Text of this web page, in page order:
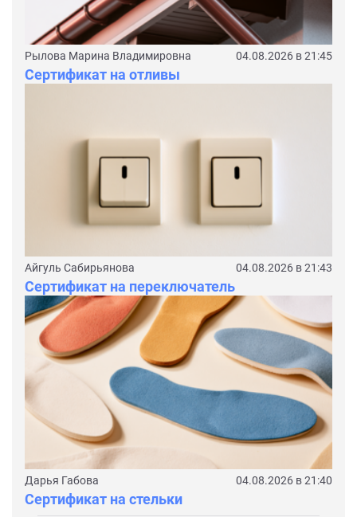
Рылова Марина Владимировна 04.08.2026 в 21:45
Сертификат на отливы
Айгуль Сабирьянова 04.08.2026 в 21:43
Сертификат на переключатель
Дарья Габова 04.08.2026 в 21:40
Сертификат на стельки